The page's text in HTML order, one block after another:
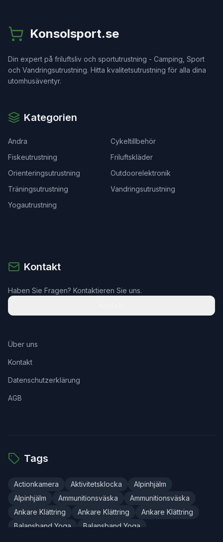
Konsolsport.se
Din expert på friluftsliv och sportutrustning - Camping, Sport
och Vandringsutrustning. Hitta kvalitetsutrustning för alla dina
utomhusäventyr.
Kategorien
Andra
Cykeltillbehör
Fiskeutrustning
Friluftskläder
Orienteringsutrustning
Outdoorelektronik
Träningsutrustning
Vandringsutrustning
Yogautrustning
Kontakt
Haben Sie Fragen? Kontaktieren Sie uns.
Über uns
Kontakt
Datenschutzerklärung
AGB
Tags
Actionkamera Aktivitetsklocka
Alpinhjälm
Alpinhjälm
Ammunitionsväska
Ammunitionsväska
Ankare Klättring
Ankare Klättring
Ankare Klättring
Balansband Yoga
Balansband Yoga